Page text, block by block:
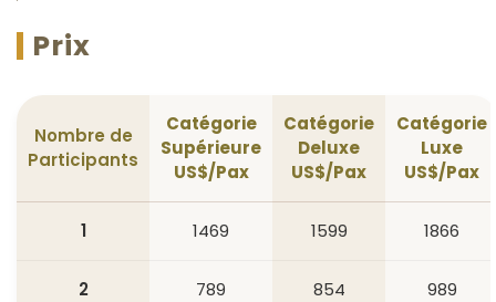
Prix
Nombre de
Participants
Catégorie
Supérieure
US$/Pax
Catégorie
Deluxe
US$/Pax
Catégorie
Luxe
US$/Pax
1 1469 1599 1866
2 789 854 989